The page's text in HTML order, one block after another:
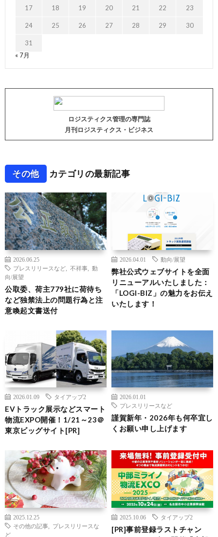
17 18 19 20 21 22 23
24 25 26 27 28 29 30
31
« 7月
ロジスティクス管理の専門誌
月刊ロジスティクス・ビジネス
その他 カテゴリの最新記事
2026.06.25
プレスリリースなど
不祥事
動
向/展望
公取委、荷主779社に荷待ち
など独禁法上の問題行為と注
意喚起文書送付
2026.04.01 動向/展望
弊社公式ウェブサイトを全面
リニューアルいたしました：
「LOGI-BIZ」の魅力をお伝え
いたします！
2026.01.09 タイアップ2
EVトラック展示などスマート
物流EXPO開催！1/21～23＠
東京ビッグサイト[PR]
2026.01.01
プレスリリースなど
謹賀新年・2026年も何卒宜し
くお願い申し上げます
2025.12.25
その他の記事
プレスリリースな
ど
2025.10.06 タイアップ2
[PR]事前登録ラストチャン